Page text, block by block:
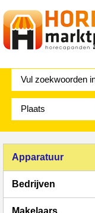
Apparatuur
Bedrijven
Makelaars